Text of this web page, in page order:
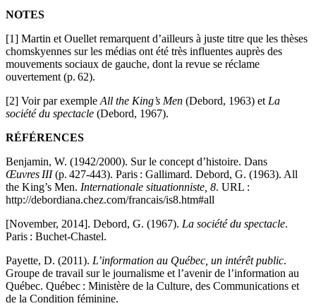
NOTES
[1] Martin et Ouellet remarquent d’ailleurs à juste titre que les thèses
chomskyennes sur les médias ont été très influentes auprès des
mouvements sociaux de gauche, dont la revue se réclame
ouvertement (p. 62).
[2] Voir par exemple All the King’s Men (Debord, 1963) et La
société du spectacle (Debord, 1967).
RÉFÉRENCES
Benjamin, W. (1942/2000). Sur le concept d’histoire. Dans
Œuvres III(p. 427-443). Paris : Gallimard. Debord, G. (1963). All
the King’s Men. Internationale situationniste, 8. URL :
http://debordiana.chez.com/francais/is8.htm#all
[November, 2014]. Debord, G. (1967). La société du spectacle.
Paris : Buchet-Chastel.
Payette, D. (2011). L’information au Québec, un intérêt public.
Groupe de travail sur le journalisme et l’avenir de l’information au
Québec. Québec : Ministère de la Culture, des Communications et
de la Condition féminine.